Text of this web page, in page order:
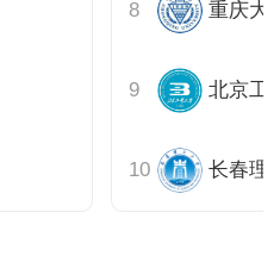
重庆大
北京工
长春理